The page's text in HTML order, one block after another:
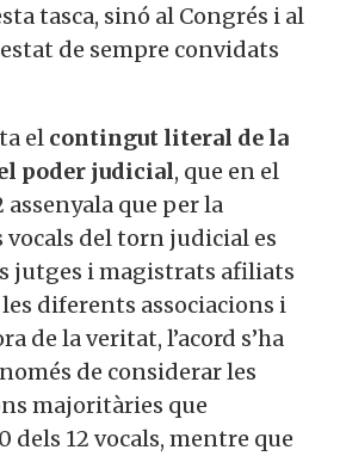
tasca, sinó al Congrés i al
de sempre convidats
el contingut literal de la
poder judicial, que en el
assenyala que per la
vocals del torn judicial es
jutges i magistrats afiliats
les diferents associacions i
de la veritat, l’acord s’ha
de considerar les
majoritàries que
dels 12 vocals, mentre que